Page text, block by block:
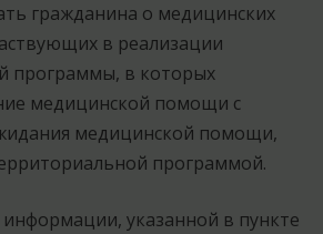
гражданина о медицинских
в реализации
программы, в которых
медицинской помощи с
медицинской помощи,
программой.
указанной в пункте